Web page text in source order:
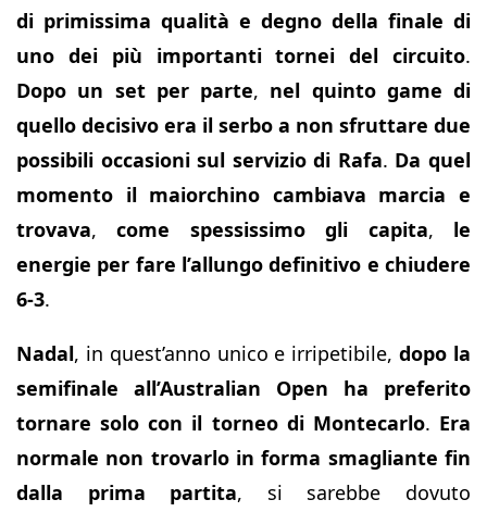
di primissima qualità e degno della finale di
uno dei più importanti tornei del circuito.
Dopo un set per parte, nel quinto game di
quello decisivo era il serbo a non sfruttare due
possibili occasioni sul servizio di Rafa. Da quel
momento il maiorchino cambiava marcia e
trovava, come spessissimo gli capita, le
energie per fare l’allungo definitivo e chiudere
6-3.
Nadal, in quest’anno unico e irripetibile,dopo la
semifinale all’Australian Open ha preferito
tornare solo con il torneo di Montecarlo. Era
normale non trovarlo in forma smagliante fin
dalla prima partita, si sarebbe dovuto